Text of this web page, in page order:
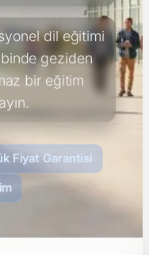
dil eğitimi
geziden
bir eğitim
Fiyat Garantisi